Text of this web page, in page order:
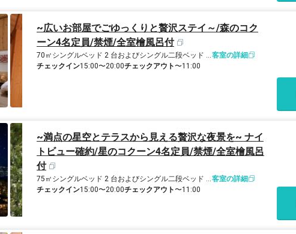
~広いお部屋でごゆっくりと贅沢ステイ～/森のコク
ーン4名定員/禁煙/全室檜風呂付
70㎡ シングルベッド 2 台およびシングル二段ベッド 1 台客室の詳細
チェックイン15:00〜20:00チェックアウト〜11:00
~満点の星空とテラスから見える贅沢な夜景を~ ナイ
トビュー確約/星のコクーン4名定員/禁煙/全室檜風呂
付
75㎡ シングルベッド 2 台およびシングル二段ベッド 1 台客室の詳細
チェックイン15:00〜20:00チェックアウト〜11:00